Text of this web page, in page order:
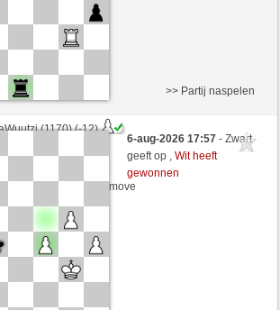
(1170) (-12)
side + 3 seconds/move
ranglijst
>> Partij naspelen
6-aug-2026 17:57- Zwart
geeft op ,Wit heeft
gewonnen